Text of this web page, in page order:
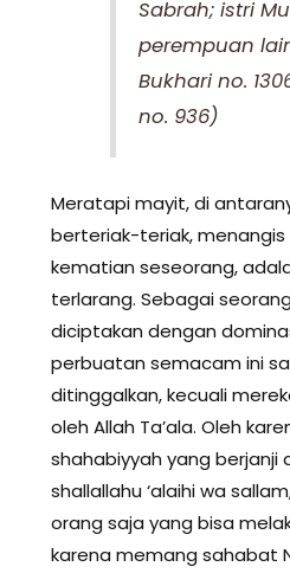
Sabrah; istri
perempuan
Bukhari no.
no. 936)
Meratapi mayit, di
berteriak-teriak, menangis
kematian seseorang,
terlarang. Sebagai
diciptakan dengan
perbuatan semacam ini
ditinggalkan, kecuali
oleh Allah Ta’ala. Oleh
shahabiyyah yang berjanji
shallallahu ‘alaihi wa
orang saja yang bisa
karena memang sahabat